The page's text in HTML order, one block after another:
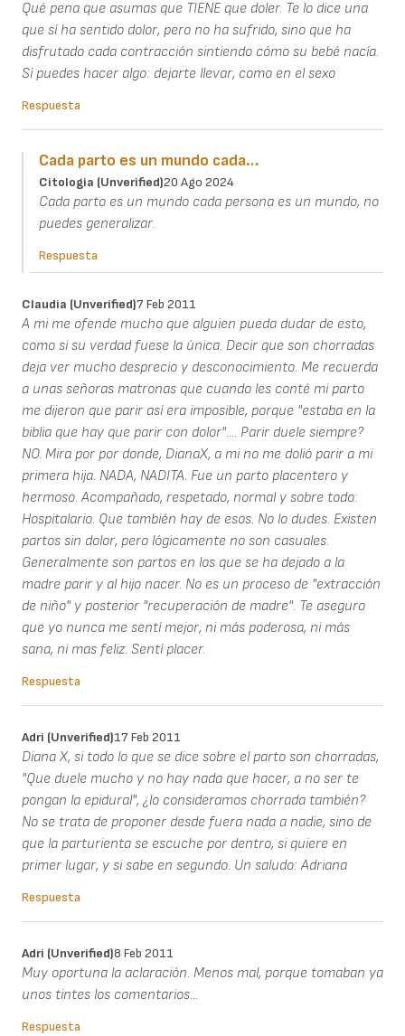
Qué pena que asumas que TIENE que doler. Te lo dice una
que sí ha sentido dolor, pero no ha sufrido, sino que ha
disfrutado cada contracción sintiendo cómo su bebé nacía.
Sí puedes hacer algo: dejarte llevar, como en el sexo
Respuesta
Cada parto es un mundo cada…
Citologia (unverified)20 Ago 2024
Cada parto es un mundo cada persona es un mundo, no
puedes generalizar.
Respuesta
Claudia (unverified)7 Feb 2011
A mi me ofende mucho que alguien pueda dudar de esto,
como si su verdad fuese la única. Decir que son chorradas
deja ver mucho desprecio y desconocimiento. Me recuerda
a unas señoras matronas que cuando les conté mi parto
me dijeron que parir así era imposible, porque "estaba en la
biblia que hay que parir con dolor".... Parir duele siempre?
NO. Mira por por donde, DianaX, a mi no me dolió parir a mi
primera hija. NADA, NADITA. Fue un parto placentero y
hermoso. Acompañado, respetado, normal y sobre todo:
Hospitalario. Que también hay de esos. No lo dudes. Existen
partos sin dolor, pero lógicamente no son casuales.
Generalmente son partos en los que se ha dejado a la
madre parir y al hijo nacer. No es un proceso de "extracción
de niño" y posterior "recuperación de madre". Te aseguro
que yo nunca me sentí mejor, ni más poderosa, ni más
sana, ni mas feliz. Sentí placer.
Respuesta
Adri (unverified)17 Feb 2011
Diana X, si todo lo que se dice sobre el parto son chorradas,
"Que duele mucho y no hay nada que hacer, a no ser te
pongan la epidural", ¿lo consideramos chorrada también?
No se trata de proponer desde fuera nada a nadie, sino de
que la parturienta se escuche por dentro, si quiere en
primer lugar, y si sabe en segundo. Un saludo: Adriana
Respuesta
Adri (unverified)8 Feb 2011
Muy oportuna la aclaración. Menos mal, porque tomaban ya
unos tintes los comentarios...
Respuesta